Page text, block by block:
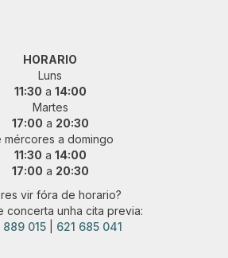
HORARIO
Luns
11:30 a 14:00
Martes
17:00 a 20:30
mércores a domingo
11:30 a 14:00
17:00 a 20:30
vir fóra de horario?
concerta unha cita previa:
889 015| 621 685 041